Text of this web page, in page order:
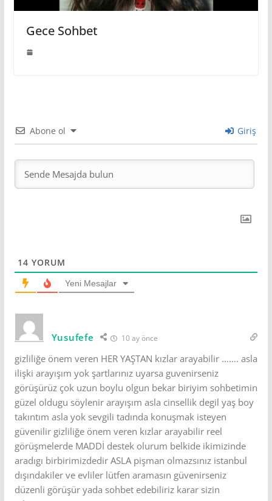
Gece Sohbet
Abone ol Giriş
14 YORUM
Yeni Mesajlar
Yusufefe 10 ay önce
gizliliğe önem veren HER YAŞTAN kızlar arayabilir ……. asla
ilişki arayışım yok şartlarınız uyarsa guvenirseniz
görüşürüz çok uzun boylu olgun bekar biriyim sohbetimin
güzel oldugu söylenir arayışım asla cinsellik degil yaş boy
takıntım asla yok sevgili tadında konuşmak isteyen
güvenilir gizliliğe önem veren kızlar arayabilir reel
görüşmelerde MADDİ destek olurum belkide ikimizinde
aradıgı birbirimizdedir ASLA pişman olmazsınız istanbul
dışındakiler ve evliler lütfen aramasın güvenirseniz
düzenli görüşür yada sohbet edebiliriz karar sizin